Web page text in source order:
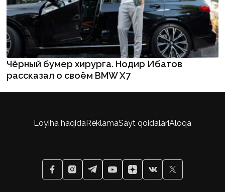
Чёрный бумер хирурга. Нодир Ибатов
рассказал о своём BMW X7
Loyiha haqidaReklamaSayt qoidalariAloqa